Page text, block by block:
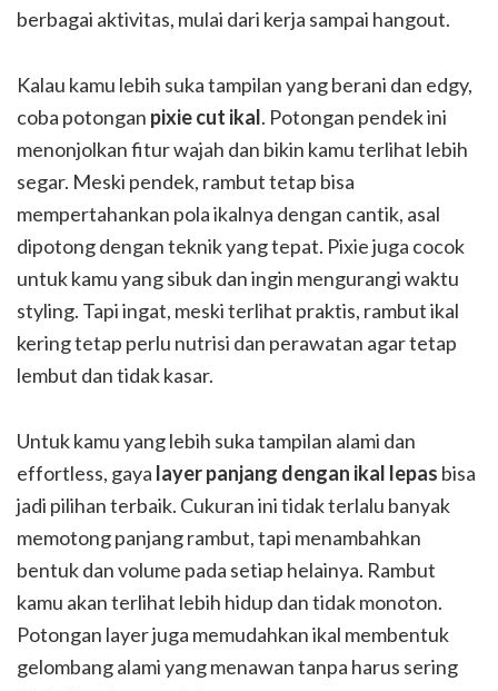
berbagai aktivitas, mulai dari kerja sampai hangout.
Kalau kamu lebih suka tampilan yang berani dan edgy,
coba potongan pixie cut ikal. Potongan pendek ini
menonjolkan fitur wajah dan bikin kamu terlihat lebih
segar. Meski pendek, rambut tetap bisa
mempertahankan pola ikalnya dengan cantik, asal
dipotong dengan teknik yang tepat. Pixie juga cocok
untuk kamu yang sibuk dan ingin mengurangi waktu
styling. Tapi ingat, meski terlihat praktis, rambut ikal
kering tetap perlu nutrisi dan perawatan agar tetap
lembut dan tidak kasar.
Untuk kamu yang lebih suka tampilan alami dan
effortless, gaya layer panjang dengan ikal lepas bisa
jadi pilihan terbaik. Cukuran ini tidak terlalu banyak
memotong panjang rambut, tapi menambahkan
bentuk dan volume pada setiap helainya. Rambut
kamu akan terlihat lebih hidup dan tidak monoton.
Potongan layer juga memudahkan ikal membentuk
gelombang alami yang menawan tanpa harus sering